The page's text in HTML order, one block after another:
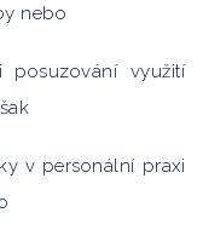
nebo
využití
v personální praxi